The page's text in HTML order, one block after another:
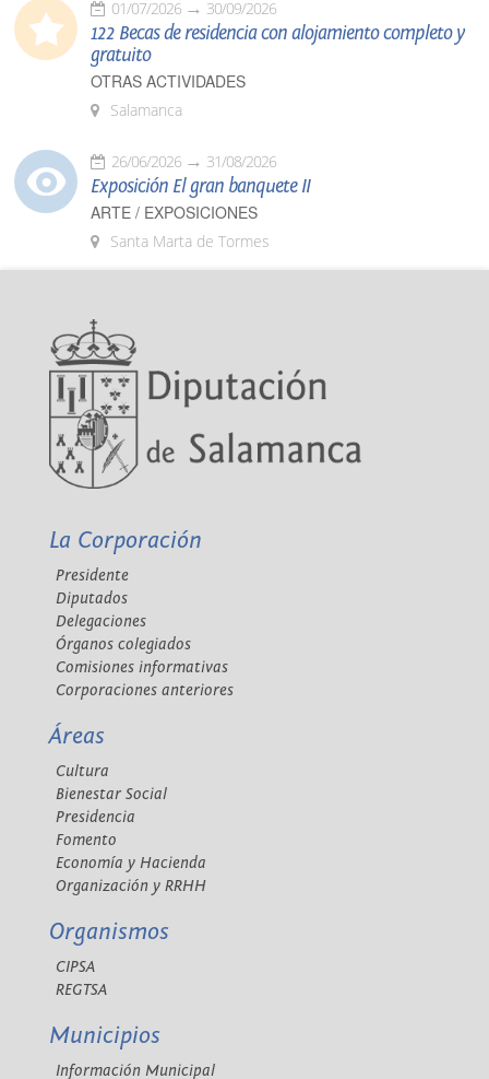
01/07/2026 30/09/2026
122 Becas de residencia con alojamiento completo y
gratuito
OTRAS ACTIVIDADES
Salamanca
26/06/2026 31/08/2026
Exposición El gran banquete II
ARTE / EXPOSICIONES
Santa Marta de Tormes
La Corporación
Presidente
Diputados
Delegaciones
Órganos colegiados
Comisiones informativas
Corporaciones anteriores
Áreas
Cultura
Bienestar Social
Presidencia
Fomento
Economía y Hacienda
Organización y RRHH
Organismos
CIPSA
REGTSA
Municipios
Información Municipal